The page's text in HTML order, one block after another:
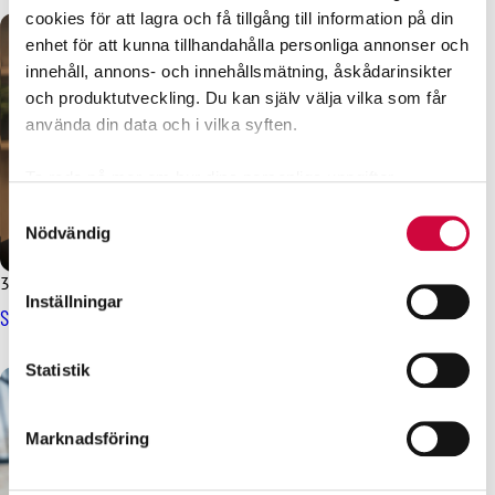
cookies för att lagra och få tillgång till information på din
enhet för att kunna tillhandahålla personliga annonser och
innehåll, annons- och innehållsmätning, åskådarinsikter
och produktutveckling. Du kan själv välja vilka som får
använda din data och i vilka syften.
Ta reda på mer om hur dina personliga uppgifter
Du kan ändra eller dra tillbaka ditt samtycke när som
Vi använder enhetsidentifierare för att anpassa innehållet
för sociala medier och analysera vår trafik. Vi
vidarebefordrar även sådana identifierare och annan
annons- och analysföretag som vi samarbetar med.
Nödvändig
Inställningar
Statistik
Marknadsföring
31.3.2025
Statens arbetskonflikt till riksmedlaren